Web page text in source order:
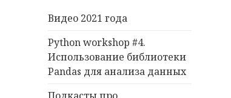
o
r
:
Видео 2021 года
Python workshop #4.
Использование библиотеки
Pandas для анализа данных